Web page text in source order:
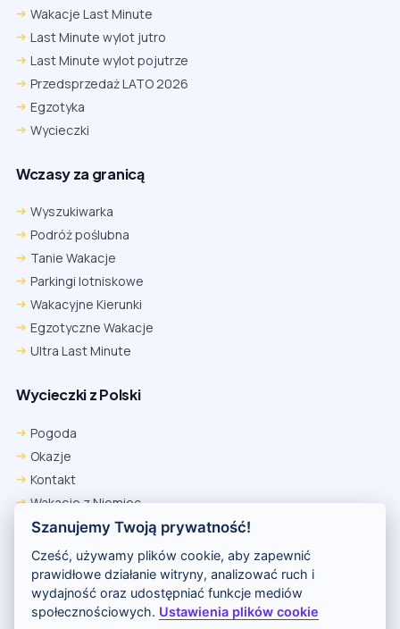
Wakacje Last Minute
Last Minute wylot jutro
Last Minute wylot pojutrze
Przedsprzedaż LATO 2026
Egzotyka
Wycieczki
Wczasy za granicą
Wyszukiwarka
Podróż poślubna
Tanie Wakacje
Parkingi lotniskowe
Wakacyjne Kierunki
Egzotyczne Wakacje
Ultra Last Minute
Wycieczki z Polski
Pogoda
Okazje
Kontakt
Wakacje z Niemiec
Polityka Prywatności
Wakacje w Egipcie
Rankingi hoteli
Szanujemy Twoją prywatność!
Cześć, używamy plików cookie, aby zapewnić
prawidłowe działanie witryny, analizować ruch i
wydajność oraz udostępniać funkcje mediów
społecznościowych. Ustawienia plików cookie